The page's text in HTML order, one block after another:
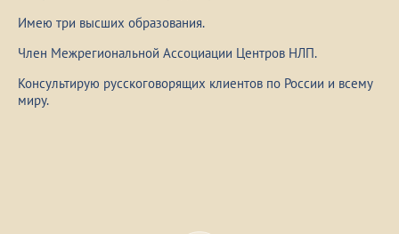
Имею три высших образования.
Член Межрегиональной Ассоциации Центров НЛП.
Консультирую русскоговорящих клиентов по России и всему
миру.